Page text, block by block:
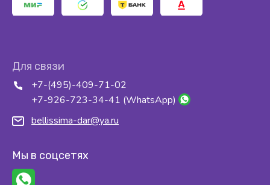
Для связи
+7-(495)-409-71-02
+7-926-723-34-41 (WhatsApp)
bellissima-dar@ya.ru
Мы в соцсетях